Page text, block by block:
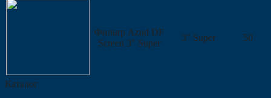
Фильтр Azud DF
Screen 3″ Super
3″ Super 50
Каталог